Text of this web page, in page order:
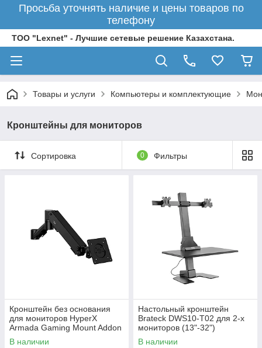
Просьба уточнять наличие и цены товаров по
телефону
ТОО "Lexnet" - Лучшие сетевые решение Казахстана.
Товары и услуги Компьютеры и комплектующие
Кронштейны для мониторов
Сортировка 0 Фильтры
Кронштейн без основания
для мониторов HyperX
Armada Gaming Mount Addon
66X82AA
В наличии
Настольный кронштейн
Brateck DWS10-T02 для 2-х
мониторов (13"-32")
В наличии